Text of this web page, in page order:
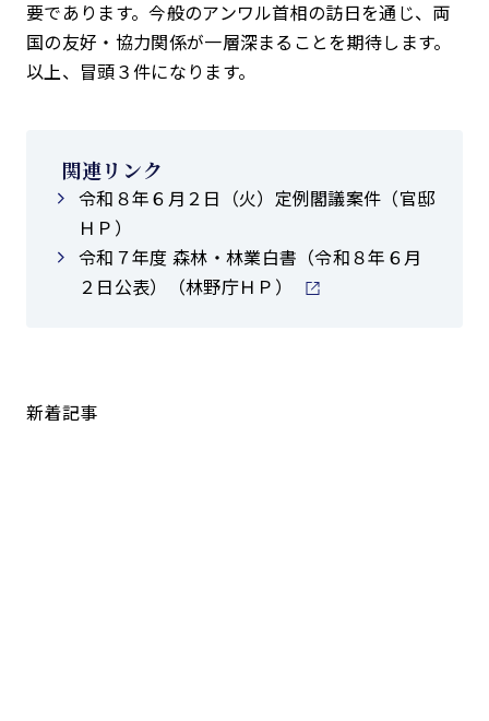
要であります。今般のアンワル首相の訪日を通じ、両
国の友好・協力関係が一層深まることを期待します。
以上、冒頭３件になります。
関連リンク
令和８年６月２日（火）定例閣議案件（官邸
ＨＰ）
令和７年度 森林・林業白書（令和８年６月
２日公表）（林野庁ＨＰ）
新着記事